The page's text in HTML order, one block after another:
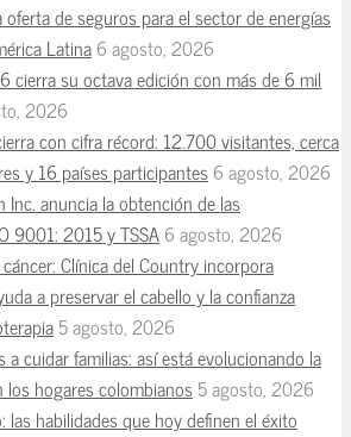
de seguros para el sector de energías
Latina6 agosto, 2026
cierra su octava edición con más de 6 mil
2026
con cifra récord: 12.700 visitantes, cerca
y 16 países participantes6 agosto, 2026
Inc. anuncia la obtención de las
9001: 2015 y TSSA6 agosto, 2026
Clínica del Country incorpora
a preservar el cabello y la confianza
5 agosto, 2026
a cuidar familias: así está evolucionando la
los hogares colombianos5 agosto, 2026
las habilidades que hoy definen el éxito